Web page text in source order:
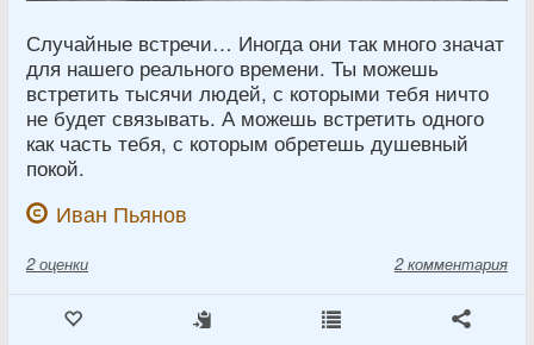
Случайные встречи… Иногда они так много значат
для нашего реального времени. Ты можешь
встретить тысячи людей, с которыми тебя ничто
не будет связывать. А можешь встретить одного
как часть тебя, с которым обретешь душевный
покой.
Иван Пьянов
2 оценки 2 комментария